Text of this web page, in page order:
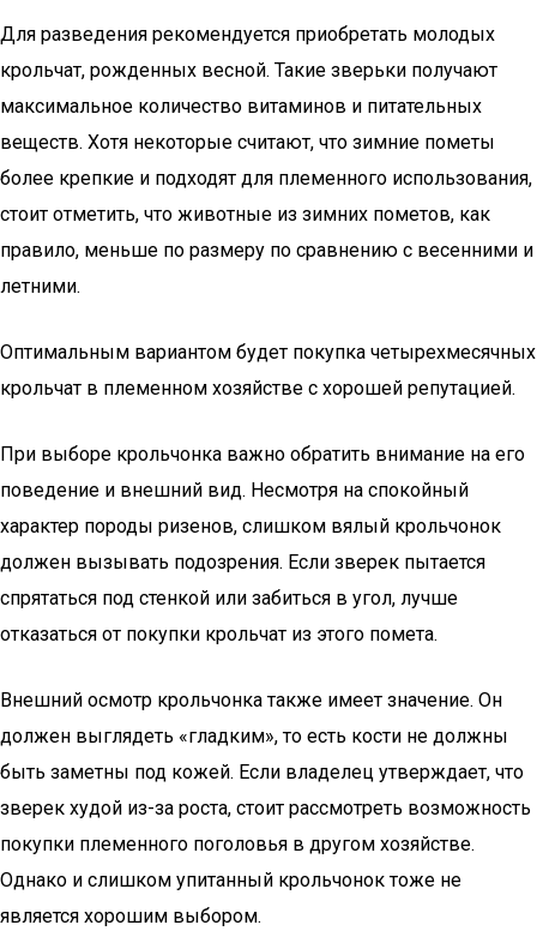
Для разведения рекомендуется приобретать молодых
крольчат, рожденных весной. Такие зверьки получают
максимальное количество витаминов и питательных
веществ. Хотя некоторые считают, что зимние пометы
более крепкие и подходят для племенного использования,
стоит отметить, что животные из зимних пометов, как
правило, меньше по размеру по сравнению с весенними и
летними.
Оптимальным вариантом будет покупка четырехмесячных
крольчат в племенном хозяйстве с хорошей репутацией.
При выборе крольчонка важно обратить внимание на его
поведение и внешний вид. Несмотря на спокойный
характер породы ризенов, слишком вялый крольчонок
должен вызывать подозрения. Если зверек пытается
спрятаться под стенкой или забиться в угол, лучше
отказаться от покупки крольчат из этого помета.
Внешний осмотр крольчонка также имеет значение. Он
должен выглядеть «гладким», то есть кости не должны
быть заметны под кожей. Если владелец утверждает, что
зверек худой из-за роста, стоит рассмотреть возможность
покупки племенного поголовья в другом хозяйстве.
Однако и слишком упитанный крольчонок тоже не
является хорошим выбором.